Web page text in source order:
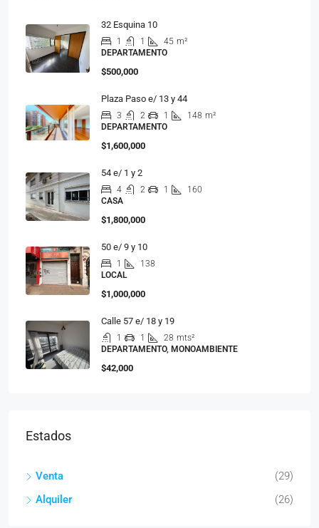
32 Esquina 10
1 1 45 m²
DEPARTAMENTO
$500,000
Plaza Paso e/ 13 y 44
3 2 1 148 m²
DEPARTAMENTO
$1,600,000
54 e/ 1 y 2
4 2 1
160
CASA
$1,800,000
50 e/ 9 y 10
1
138
LOCAL
$1,000,000
Calle 57 e/ 18 y 19
1 1 28 mts²
DEPARTAMENTO, MONOAMBIENTE
$42,000
Estados
Venta
(29)
Alquiler
(26)